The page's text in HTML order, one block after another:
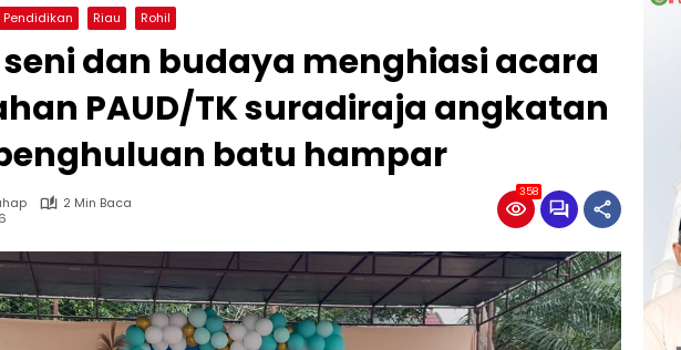
Pendidikan Riau Rohil
seni dan budaya menghiasi acara
PAUD/TK suradiraja angkatan
batu hampar
2 Min Baca
358